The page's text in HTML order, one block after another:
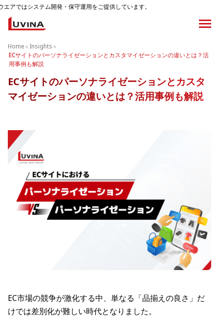
発・保守運用をご提供しています。
Home»Insights»
ECサイトのパーソナライゼーションとカスタマイゼーションの違いとは？活
用事例も解説
ECサイトのパーソナライゼーションとカスタ
マイゼーションの違いとは？活用事例も解説
EC市場の競争が激化する中、単なる「品揃えの良さ」だ
けでは差別化が難しい時代となりました。